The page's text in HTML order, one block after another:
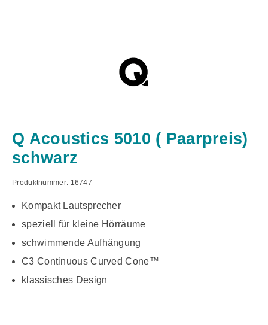
Q Acoustics 5010 ( Paarpreis)
schwarz
Produktnummer: 16747
Kompakt Lautsprecher
speziell für kleine Hörräume
schwimmende Aufhängung
C3 Continuous Curved Cone™
klassisches Design